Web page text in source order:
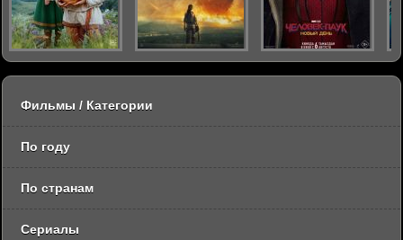
Фильмы / Категории
По году
По странам
Сериалы